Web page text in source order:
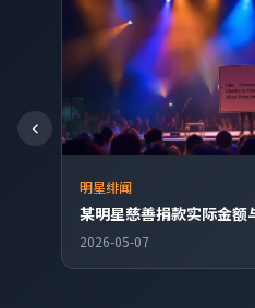
明星绯闻
某明星慈善捐款实际金额
2026-05-07